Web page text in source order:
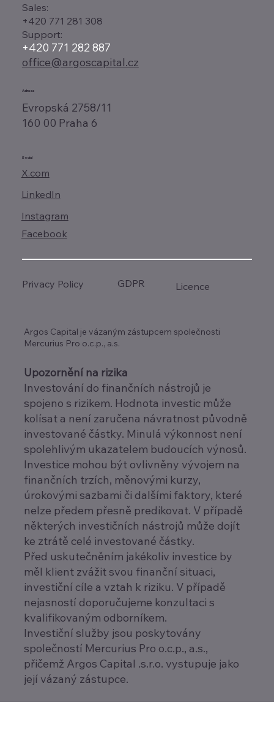
Adresa
Evropská 2758/11
160 00 Praha 6
Sales:
+420 771 281 308
Support:
+420 771 282 887
office@argoscapital.cz
Social
X.com
LinkedIn
Instagram
Facebook
Argos Capital je vázaným zástupcem společnosti
Mercurius Pro o.c.p., a.s.
Upozornění na rizika
Investování do finančních nástrojů je
spojeno s rizikem. Hodnota investic může
kolísat a není zaručena návratnost původně
investované částky. Minulá výkonnost není
spolehlivým ukazatelem budoucích výnosů.
Investice mohou být ovlivněny vývojem na
finančních trzích, měnovými kurzy,
úrokovými sazbami či dalšími faktory, které
nelze předem přesně predikovat. V případě
některých investičních nástrojů může dojít
ke ztrátě celé investované částky.
Před uskutečněním jakékoliv investice by
měl klient zvážit svou finanční situaci,
investiční cíle a vztah k riziku. V případě
nejasností doporučujeme konzultaci s
kvalifikovaným odborníkem.
Investiční služby jsou poskytovány
společností Mercurius Pro o.c.p., a.s.,
přičemž Argos Capital .s.r.o. vystupuje jako
její vázaný zástupce.
Privacy Policy GDPR Licence